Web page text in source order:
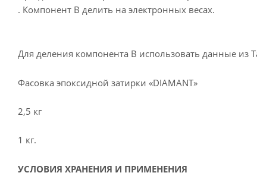
. Компонент В делить на электронных весах.
Для деления компонента В использовать данные из
Фасовка эпоксидной затирки «DIAMANT»
2,5 кг
1 кг.
УСЛОВИЯ ХРАНЕНИЯ И ПРИМЕНЕНИЯ